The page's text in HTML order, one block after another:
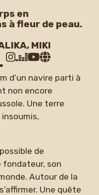
en
à fleur de peau.
MIKI
d’un navire parti à
non encore
Une terre
de
fondateur, son
Autour de la
Une quête